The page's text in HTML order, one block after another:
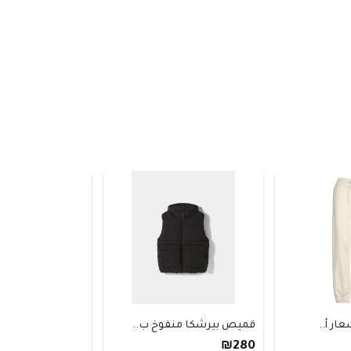
قميص بيرشكا منفوخ ب..
₪280